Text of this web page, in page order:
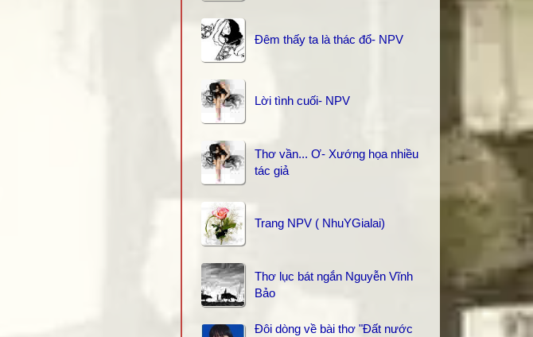
Đêm thấy ta là thác đổ- NPV
Lời tình cuối- NPV
Thơ vần... Ơ- Xướng họa nhiều
tác giả
Trang NPV ( NhuYGialai)
Thơ lục bát ngắn Nguyễn Vĩnh
Bảo
Đôi dòng về bài thơ "Đất nước